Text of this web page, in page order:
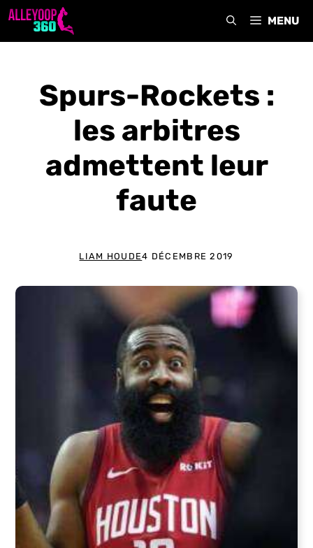
Aller
MENU
Spurs-Rockets :
les arbitres
admettent leur
faute
LIAM HOUDE4 DÉCEMBRE 2019